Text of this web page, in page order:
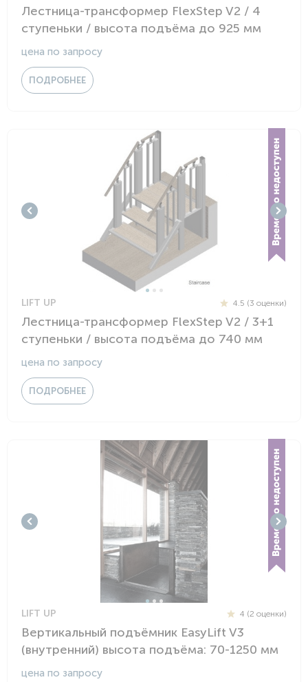
Лестница-трансформер FlexStep V2 / 4
ступеньки / высота подъёма до 925 мм
цена по запросу
ПОДРОБНЕЕ
LIFT UP 4.5 (3 оценки)
Лестница-трансформер FlexStep V2 / 3+1
ступеньки / высота подъёма до 740 мм
цена по запросу
ПОДРОБНЕЕ
LIFT UP 4 (2 оценки)
Вертикальный подъёмник EasyLift V3
(внутренний) высота подъёма: 70-1250 мм
цена по запросу